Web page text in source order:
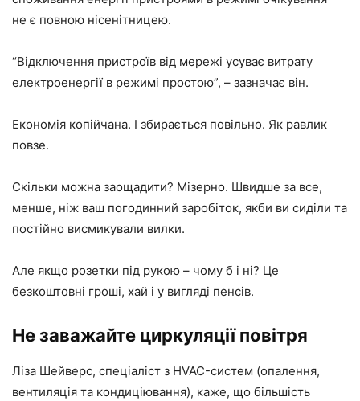
не є повною нісенітницею.
“Відключення пристроїв від мережі усуває витрату
електроенергії в режимі простою”, – зазначає він.
Економія копійчана. І збирається повільно. Як равлик
повзе.
Скільки можна заощадити? Мізерно. Швидше за все,
менше, ніж ваш погодинний заробіток, якби ви сиділи та
постійно висмикували вилки.
Але якщо розетки під рукою – чому б і ні? Це
безкоштовні гроші, хай і у вигляді пенсів.
Не заважайте циркуляції повітря
Ліза Шейверс, спеціаліст з HVAC-систем (опалення,
вентиляція та кондиціювання), каже, що більшість